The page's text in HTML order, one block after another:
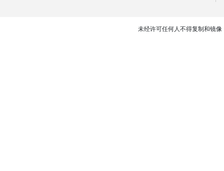
未经许可任何人不得复制和镜